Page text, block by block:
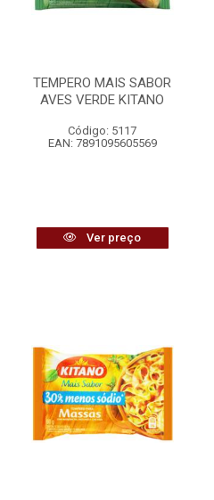
TEMPERO MAIS SABOR
AVES VERDE KITANO
Código: 5117
EAN: 7891095605569
Ver preço